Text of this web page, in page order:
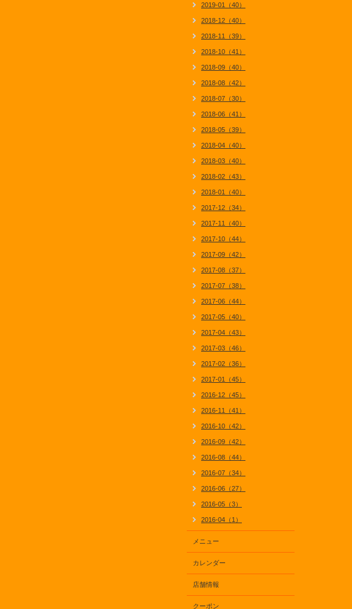
2019-01（40）
2018-12（40）
2018-11（39）
2018-10（41）
2018-09（40）
2018-08（42）
2018-07（30）
2018-06（41）
2018-05（39）
2018-04（40）
2018-03（40）
2018-02（43）
2018-01（40）
2017-12（34）
2017-11（40）
2017-10（44）
2017-09（42）
2017-08（37）
2017-07（38）
2017-06（44）
2017-05（40）
2017-04（43）
2017-03（46）
2017-02（36）
2017-01（45）
2016-12（45）
2016-11（41）
2016-10（42）
2016-09（42）
2016-08（44）
2016-07（34）
2016-06（27）
2016-05（3）
2016-04（1）
メニュー
カレンダー
店舗情報
クーポン